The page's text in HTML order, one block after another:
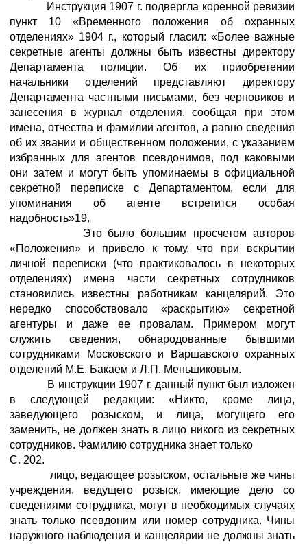
Инструкция 1907 г. подвергла коренной ревизии
пункт 10 «Временного положения об охранных
отделениях» 1904 г., который гласил: «Более важные
секретные агенты должны быть известны директору
Департамента полиции. Об их приобретении
начальники отделений представляют директору
Департамента частными письмами, без черновиков и
занесения в журнал отделения, сообщая при этом
имена, отчества и фамилии агентов, а равно сведения
об их звании и общественном положении, с указанием
избранных для агентов псевдонимов, под каковыми
они затем и могут быть упоминаемы в официальной
секретной переписке с Департаментом, если для
упоминания об агенте встретится особая
надобность»19.
Это было большим просчетом авторов
«Положения» и привело к тому, что при вскрытии
личной переписки (что практиковалось в некоторых
отделениях) имена части секретных сотрудников
становились известны работникам канцелярий. Это
нередко способствовало «раскрытию» секретной
агентуры и даже ее провалам. Примером могут
служить сведения, обнародованные бывшими
сотрудниками Московского и Варшавского охранных
отделений М.Е. Бакаем и Л.П. Меньшиковым.
В инструкции 1907 г. данный пункт был изложен
в следующей редакции: «Никто, кроме лица,
заведующего розыском, и лица, могущего его
заменить, не должен знать в лицо никого из секретных
сотрудников. Фамилию сотрудника знает только
С. 202.
лицо, ведающее розыском, остальные же чины
учреждения, ведущего розыск, имеющие дело со
сведениями сотрудника, могут в необходимых случаях
знать только псевдоним или номер сотрудника. Чины
наружного наблюдения и канцелярии не должны знать